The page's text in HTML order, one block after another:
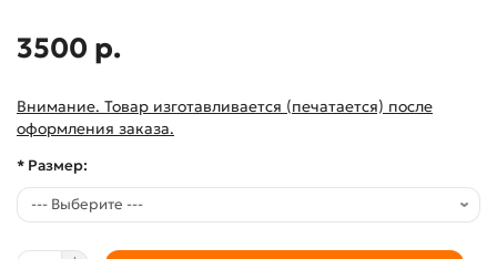
3500 р.
Внимание. Товар изготавливается (печатается) после
оформления заказа.
* Размер: